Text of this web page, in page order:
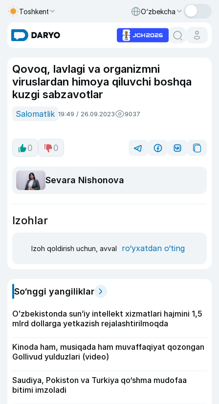
Toshkent O‘zbekcha
Qovoq, lavlagi va organizmni
viruslardan himoya qiluvchi boshqa
kuzgi sabzavotlar
Salomatlik 19:49 / 26.09.2023 9037
0 0
Sevara Nishonova
Izohlar
Izoh qoldirish uchun, avval ro‘yxatdan o‘ting
So‘nggi yangiliklar
Oʻzbekistonda sunʼiy intellekt xizmatlari hajmini 1,5
mlrd dollarga yetkazish rejalashtirilmoqda
Kinoda ham, musiqada ham muvaffaqiyat qozongan
Gollivud yulduzlari (video)
Saudiya, Pokiston va Turkiya qo‘shma mudofaa
bitimi imzoladi